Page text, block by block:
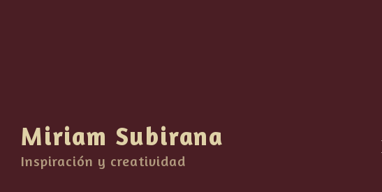
Miriam Subirana
Inspiración y creatividad